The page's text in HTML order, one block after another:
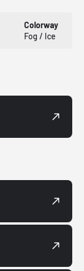
Colorway
Fog / Ice